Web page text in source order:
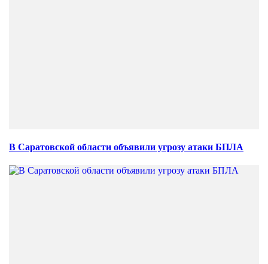
В Саратовской области объявили угрозу атаки БПЛА